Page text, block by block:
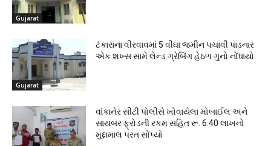
Gujarat
Gujarat
ટંકારાના વીરવાવમાં 5 વીઘા જમીન પચાવી પાડનાર
એક શખ્સ સામે લેન્ડ ગ્રેબિંગ હેઠળ ગુનો નોંધાયો
વાંકાનેર સીટી પોલીસે ખોવાયેલા મોબાઈલ અને
સાયબર ફ્રોડની રકમ સહિત રૂ. 6.40 લાખનો
મુદ્દામાલ પરત સોંપ્યો